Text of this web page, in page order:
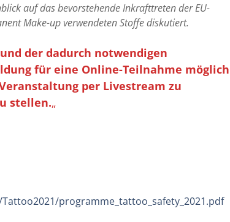
auf das bevorstehende Inkrafttreten der EU-
Make-up verwendeten Stoffe diskutiert.
der dadurch notwendigen
für eine Online-Teilnahme
per Livestream zu
stellen.„
programme_tattoo_safety_2021.pdf